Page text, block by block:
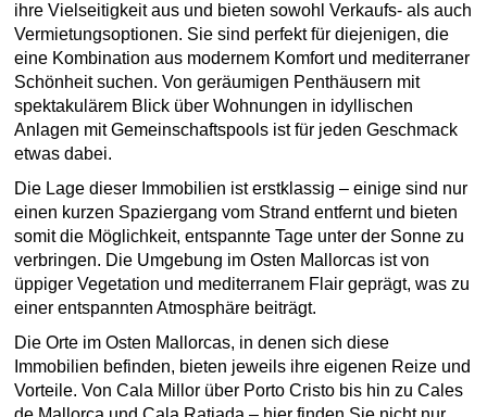
ihre Vielseitigkeit aus und bieten sowohl Verkaufs- als auch
Vermietungsoptionen. Sie sind perfekt für diejenigen, die
eine Kombination aus modernem Komfort und mediterraner
Schönheit suchen. Von geräumigen Penthäusern mit
spektakulärem Blick über Wohnungen in idyllischen
Anlagen mit Gemeinschaftspools ist für jeden Geschmack
etwas dabei.
Die Lage dieser Immobilien ist erstklassig – einige sind nur
einen kurzen Spaziergang vom Strand entfernt und bieten
somit die Möglichkeit, entspannte Tage unter der Sonne zu
verbringen. Die Umgebung im Osten Mallorcas ist von
üppiger Vegetation und mediterranem Flair geprägt, was zu
einer entspannten Atmosphäre beiträgt.
Die Orte im Osten Mallorcas, in denen sich diese
Immobilien befinden, bieten jeweils ihre eigenen Reize und
Vorteile. Von Cala Millor über Porto Cristo bis hin zu Cales